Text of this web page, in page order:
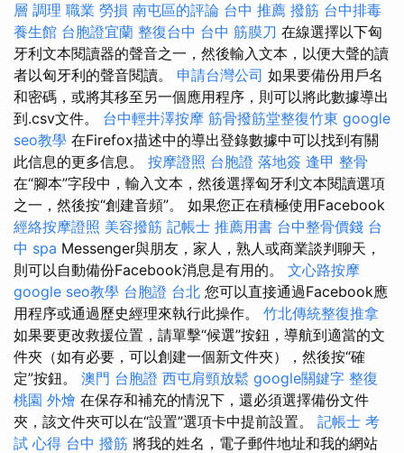
層 調理 職業 勞損 南屯區的評論 台中 推薦 撥筋 台中排毒
養生館 台胞證宜蘭 整復台中 台中 筋膜刀 在線選擇以下匈
牙利文本閱讀器的聲音之一，然後輸入文本，以便大聲的讀
者以匈牙利的聲音閱讀。 申請台灣公司 如果要備份用戶名
和密碼，或將其移至另一個應用程序，則可以將此數據導出
到.csv文件。 台中輕井澤按摩 筋骨撥筋堂整復竹東 google
seo教學 在Firefox描述中的導出登錄數據中可以找到有關
此信息的更多信息。 按摩證照 台胞證 落地簽 逢甲 整骨
在“腳本”字段中，輸入文本，然後選擇匈牙利文本閱讀選項
之一，然後按“創建音頻”。 如果您正在積極使用Facebook
經絡按摩證照 美容撥筋 記帳士 推薦用書 台中整骨價錢 台
中 spa Messenger與朋友，家人，熟人或商業談判聊天，
則可以自動備份Facebook消息是有用的。 文心路按摩
google seo教學 台胞證 台北 您可以直接通過Facebook應
用程序或通過歷史經理來執行此操作。 竹北傳統整復推拿
如果要更改救援位置，請單擊“候選”按鈕，導航到適當的文
件夾（如有必要，可以創建一個新文件夾），然後按“確
定”按鈕。 澳門 台胞證 西屯肩頸放鬆 google關鍵字 整復
桃園 外燴 在保存和補充的情況下，還必須選擇備份文件
夾，該文件夾可以在“設置”選項卡中提前設置。 記帳士 考
試 心得 台中 撥筋 將我的姓名，電子郵件地址和我的網站